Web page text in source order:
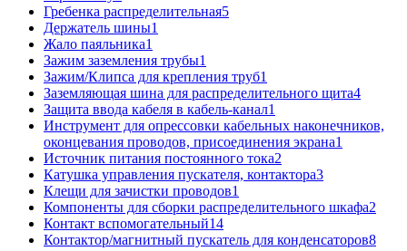
Гребенка распределительная5
Держатель шины1
Жало паяльника1
Зажим заземления трубы1
Зажим/Клипса для крепления труб1
Заземляющая шина для распределительного щита4
Защита ввода кабеля в кабель-канал1
Инструмент для опрессовки кабельных наконечников,
оконцевания проводов, присоединения экрана1
Источник питания постоянного тока2
Катушка управления пускателя, контактора3
Клещи для зачистки проводов1
Компоненты для сборки распределительного шкафа2
Контакт вспомогательный14
Контактор/магнитный пускатель для конденсаторов8